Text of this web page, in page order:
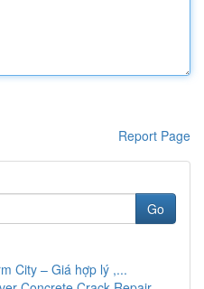
Report Page
Go
City – Giá hợp lý ,...